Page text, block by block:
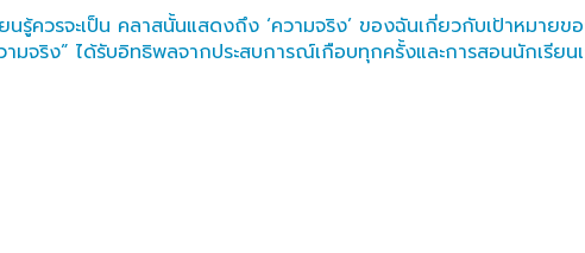
ควรจะเป็น คลาสนั้นแสดงถึง ‘ความจริง’ ของฉันเกี่ยวกับเป้าหมายข
จริง” ได้รับอิทธิพลจากประสบการณ์เกือบทุกครั้งและการสอนนักเรีย